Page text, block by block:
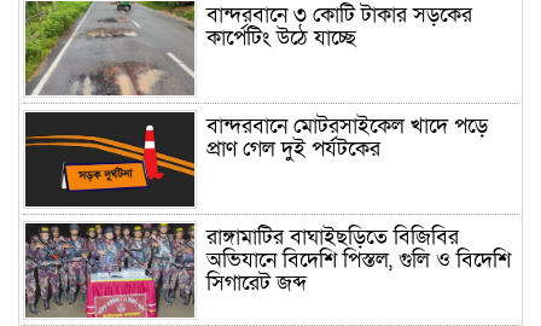
বান্দরবানে ৩ কোটি টাকার সড়কের
কার্পেটিং উঠে যাচ্ছে
বান্দরবানে মোটরসাইকেল খাদে পড়ে
প্রাণ গেল দুই পর্যটকের
রাঙ্গামাটির বাঘাইছড়িতে বিজিবির
অভিযানে বিদেশি পিস্তল, গুলি ও বিদেশি
সিগারেট জব্দ